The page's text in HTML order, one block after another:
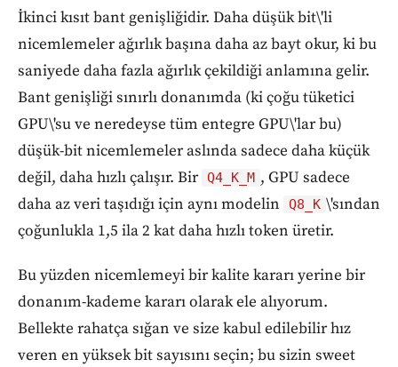
İkinci kısıt bant genişliğidir. Daha düşük bit\'li
nicemlemeler ağırlık başına daha az bayt okur, ki bu
saniyede daha fazla ağırlık çekildiği anlamına gelir.
Bant genişliği sınırlı donanımda (ki çoğu tüketici
GPU\'su ve neredeyse tüm entegre GPU\'lar bu)
düşük-bit nicemlemeler aslında sadece daha küçük
değil, daha hızlı çalışır. Bir Q4_K_M , GPU sadece
daha az veri taşıdığı için aynı modelin
Q8_K \'sından
çoğunlukla 1,5 ila 2 kat daha hızlı token üretir.
Bu yüzden nicemlemeyi bir kalite kararı yerine bir
donanım-kademe kararı olarak ele alıyorum.
Bellekte rahatça sığan ve size kabul edilebilir hız
veren en yüksek bit sayısını seçin; bu sizin sweet